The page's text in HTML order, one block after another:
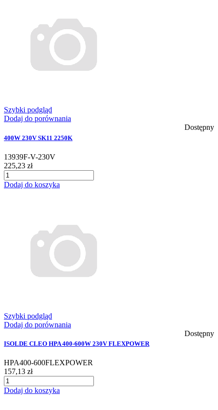
Szybki podgląd
Dodaj do porównania
Dostępny
400W 230V SK11 2250K
13939F-V-230V
225,23 zł
Dodaj do koszyka
Szybki podgląd
Dodaj do porównania
Dostępny
ISOLDE CLEO HPA 400-600W 230V FLEXPOWER
HPA400-600FLEXPOWER
157,13 zł
Dodaj do koszyka